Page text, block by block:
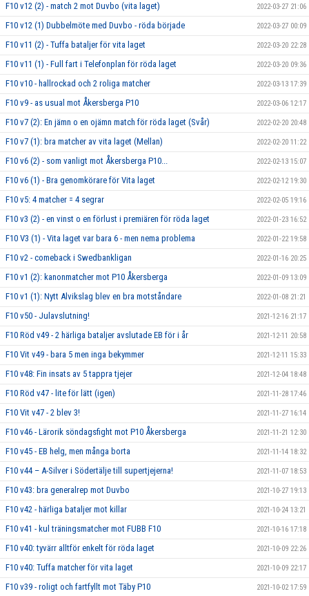
F10 v12 (2) - match 2 mot Duvbo (vita laget) 2022-03-27 21:06
F10 v12 (1) Dubbelmöte med Duvbo - röda började 2022-03-27 00:09
F10 v11 (2) - Tuffa bataljer för vita laget 2022-03-20 22:28
F10 v11 (1) - Full fart i Telefonplan för röda laget 2022-03-20 09:36
F10 v10 - hallrockad och 2 roliga matcher 2022-03-13 17:39
F10 v9 - as usual mot Åkersberga P10 2022-03-06 12:17
F10 v7 (2): En jämn o en ojämn match för röda laget (Svår) 2022-02-20 20:48
F10 v7 (1): bra matcher av vita laget (Mellan) 2022-02-20 11:22
F10 v6 (2) - som vanligt mot Åkersberga P10... 2022-02-13 15:07
F10 v6 (1) - Bra genomkörare för Vita laget 2022-02-12 19:30
F10 v5: 4 matcher = 4 segrar 2022-02-05 19:16
F10 v3 (2) - en vinst o en förlust i premiären för röda laget 2022-01-23 16:52
F10 V3 (1) - Vita laget var bara 6 - men nema problema 2022-01-22 19:58
F10 v2 - comeback i Swedbankligan 2022-01-16 20:25
F10 v1 (2): kanonmatcher mot P10 Åkersberga 2022-01-09 13:09
F10 v1 (1): Nytt Alvikslag blev en bra motståndare 2022-01-08 21:21
F10 v50 - Julavslutning! 2021-12-16 21:17
F10 Röd v49 - 2 härliga bataljer avslutade EB för i år 2021-12-11 20:58
F10 Vit v49 - bara 5 men inga bekymmer 2021-12-11 15:33
F10 v48: Fin insats av 5 tappra tjejer 2021-12-04 18:48
F10 Röd v47 - lite för lätt (igen) 2021-11-28 17:46
F10 Vit v47 - 2 blev 3! 2021-11-27 16:14
F10 v46 - Lärorik söndagsfight mot P10 Åkersberga 2021-11-21 12:30
F10 v45 - EB helg, men många borta 2021-11-14 18:32
F10 v44 – A-Silver i Södertälje till supertjejerna! 2021-11-07 18:53
F10 v43: bra generalrep mot Duvbo 2021-10-27 19:13
F10 v42 - härliga bataljer mot killar 2021-10-24 13:21
F10 v41 - kul träningsmatcher mot FUBB F10 2021-10-16 17:18
F10 v40: tyvärr alltför enkelt för röda laget 2021-10-09 22:26
F10 v40: Tuffa matcher för vita laget 2021-10-09 22:17
F10 v39 - roligt och fartfyllt mot Täby P10 2021-10-02 17:59